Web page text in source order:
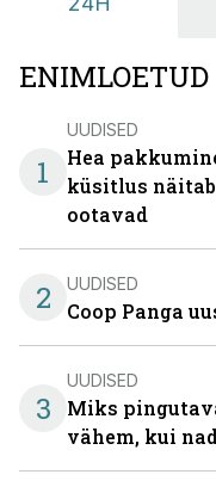
ENIMLOETUD
1
UUDISED
Hea
küsitlus
ootavad
2 UUDISED
Coop Panga
3
UUDISED
Miks
vähem, kui